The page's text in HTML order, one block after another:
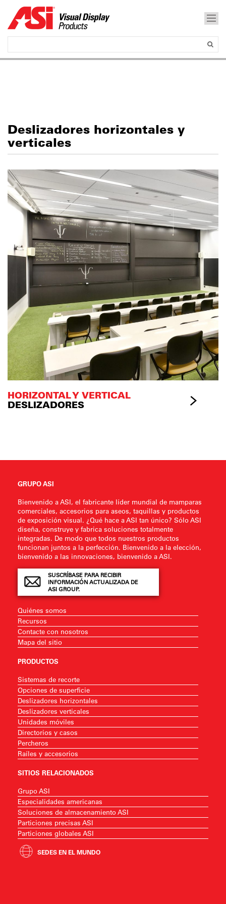
Deslizadores horizontales y
verticales
HORIZONTAL Y VERTICAL
DESLIZADORES
GRUPO ASI
Bienvenido a ASI, el fabricante líder mundial de mamparas
comerciales, accesorios para aseos, taquillas y productos
de exposición visual. ¿Qué hace a ASI tan único? Sólo ASI
diseña, construye y fabrica soluciones totalmente
integradas. De modo que todos nuestros productos
funcionan juntos a la perfección. Bienvenido a la elección,
bienvenido a las innovaciones, bienvenido a ASI.
SUSCRÍBASE PARA RECIBIR
INFORMACIÓN ACTUALIZADA DE
ASI GROUP.
Quiénes somos
Recursos
Contacte con nosotros
Mapa del sitio
PRODUCTOS
Sistemas de recorte
Opciones de superficie
Deslizadores horizontales
Deslizadores verticales
Unidades móviles
Directorios y casos
Percheros
Raíles y accesorios
SITIOS RELACIONADOS
Grupo ASI
Especialidades americanas
Soluciones de almacenamiento ASI
Particiones precisas ASI
Particiones globales ASI
SEDES EN EL MUNDO